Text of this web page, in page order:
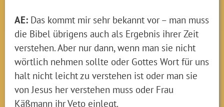
AE: Das kommt mir sehr bekannt vor – man muss
die Bibel übrigens auch als Ergebnis ihrer Zeit
verstehen. Aber nur dann, wenn man sie nicht
wörtlich nehmen sollte oder Gottes Wort für uns
halt nicht leicht zu verstehen ist oder man sie
von Jesus her verstehen muss oder Frau
Käßmann ihr Veto einlegt.